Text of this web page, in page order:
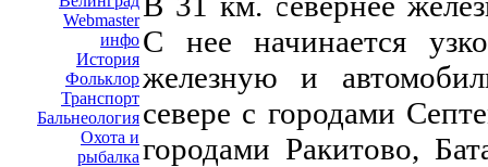
Webmaster
инфо
История
Фольклор
Транспорт
Бальнеология
Охота и
рыбалка
С нее начинается
железную и
севере с городами
городами Ракитово,